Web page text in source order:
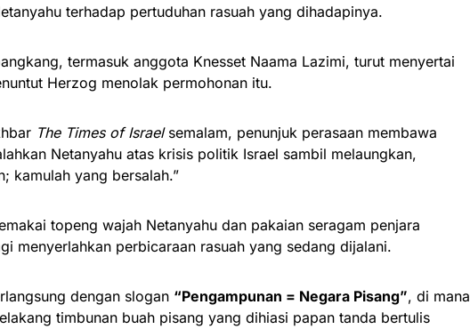
terhadap pertuduhan rasuah yang dihadapinya.
termasuk anggota Knesset Naama Lazimi, turut menyertai
Herzog menolak permohonan itu.
The Times of Israelsemalam, penunjuk perasaan membawa
Netanyahu atas krisis politik Israel sambil melaungkan,
kamulah yang bersalah.”
topeng wajah Netanyahu dan pakaian seragam penjara
menyerlahkan perbicaraan rasuah yang sedang dijalani.
dengan slogan “Pengampunan = Negara Pisang”, di mana
timbunan buah pisang yang dihiasi papan tanda bertulis